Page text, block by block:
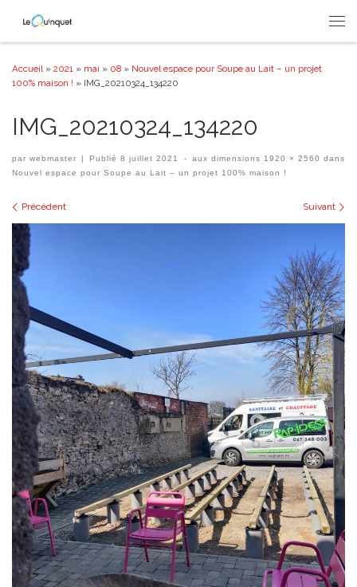
Passer au contenu
Accueil » 2021 » mai » 08 » Nouvel espace pour Soupe au Lait – un projet
100% maison ! » IMG_20210324_134220
IMG_20210324_134220
par webmaster | Publié8 juillet 2021 - aux dimensions 1920 × 2560 dans
Nouvel espace pour Soupe au Lait – un projet 100% maison !
Navigation des images
Précédent Suivant